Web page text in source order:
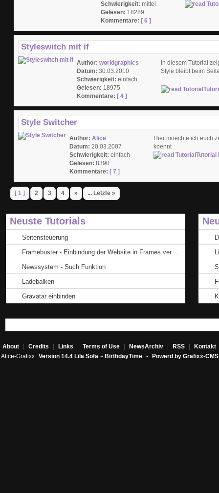
Schwierigkeit: mittel
Gelesen: 18289
Kommentare: [ 6 ]
Styleswitch mit if
Author: worldgraphics
Datum: 30.03.2010
Schwierigkeit: einfach
Gelesen: 18975
Kommentare: [ 4 ]
In diesem Tutorial
Style bleibt beim
Style Switcher
Author: Alice
Datum: 20.03.2007
Schwierigkeit: einfach
Gelesen: 8390
Kommentare: [ 7 ]
Hier moechte ich euch
koennt
Tutorial
[ 1 ] 2 3 4 » ... Letzte »
Neuste Tutorials
Seitensteuerung
Framebuster - Einbindung der Website in Frames ver ...
Newssystem - Such Funktion
Ladebalken
Gravatar einbinden
About Credits Links Terms of Use NewsArchiv RSS Kontakt
Alice-Grafixx Version 14.4 Lila Sofa ~ BirthdayTime - Powerd by Grafixx-CMS